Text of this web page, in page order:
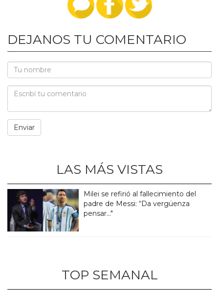
DEJANOS TU COMENTARIO
LAS MÁS VISTAS
Milei se refirió al fallecimiento del
padre de Messi: “Da vergüenza
pensar..."
TOP SEMANAL